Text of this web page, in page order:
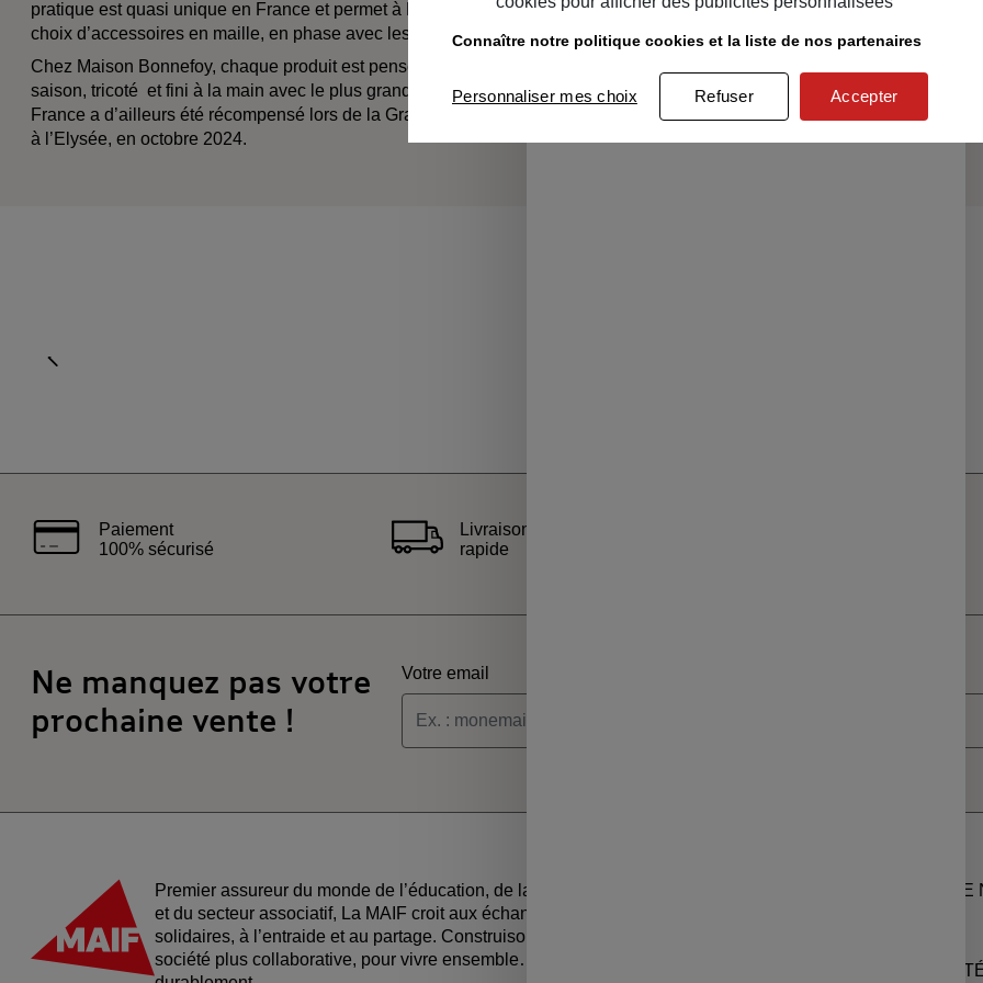
pratique est quasi unique en France et permet à Maison Bonnefoy de proposer un large
choix d’accessoires en maille, en phase avec les défis actuels de la mode.
Chez Maison Bonnefoy, chaque produit est pensé pour accompagner durant plusieurs
saison, tricoté et fini à la main avec le plus grand soin. Cet engagement pour le made in
France a d’ailleurs été récompensé lors de la Grande Exposition du Fabriqué en France
à l’Elysée, en octobre 2024.
Aller à l'élément précédent
Paiement
100% sécurisé
Livraison
rapide
Ne manquez pas votre
prochaine vente !
Votre email
Je souhaite recevoir les alertes des ventes découvertes du MSC
Premier assureur du monde de l’éducation, de la culture
et du secteur associatif, La MAIF croit aux échanges
solidaires, à l’entraide et au partage. Construisons une
société plus collaborative, pour vivre ensemble…
A PROPOS DE
Connaître notre politique cookies et la liste de nos partenaires
Personnaliser mes choix Refuser Accepter